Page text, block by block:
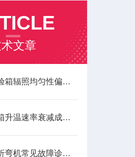
文章
紫外老化试验箱辐照均匀性偏差与长效养护方案
高低温试验箱升温速率衰减成因与全周期维保方案
耐寒耐湿热折弯机常见故障诊断与预防性维护